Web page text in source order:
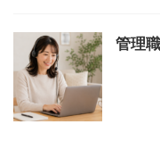
管理